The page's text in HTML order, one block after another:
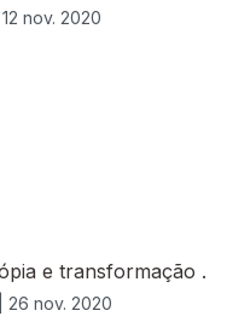
12 nov. 2020
e transformação .
26 nov. 2020